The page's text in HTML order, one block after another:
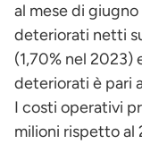
al mese di
deteriorati netti
(1,70% nel
deteriorati è pari
I costi operativi
milioni rispetto al